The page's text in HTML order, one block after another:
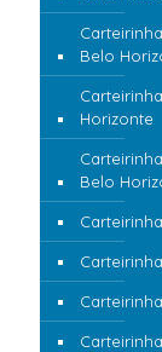
Belo
Horizonte
Belo